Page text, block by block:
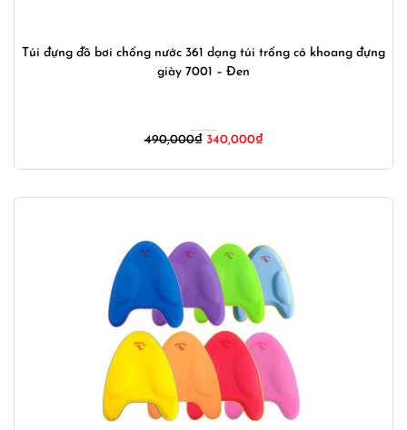
Túi đựng đồ bơi chống nước 361 dạng túi trống có khoang đựng
giày 7001 – Đen
490,000₫ Giá
490,000₫.
340,000₫Giá
là: